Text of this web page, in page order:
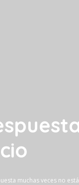
muchas veces no